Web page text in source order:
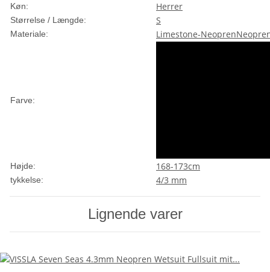
Køn: Herrer
Størrelse / Længde: S
Materiale: Limestone-Neopren
Farve:
Højde: 168-173cm
tykkelse: 4/3 mm
Lignende varer